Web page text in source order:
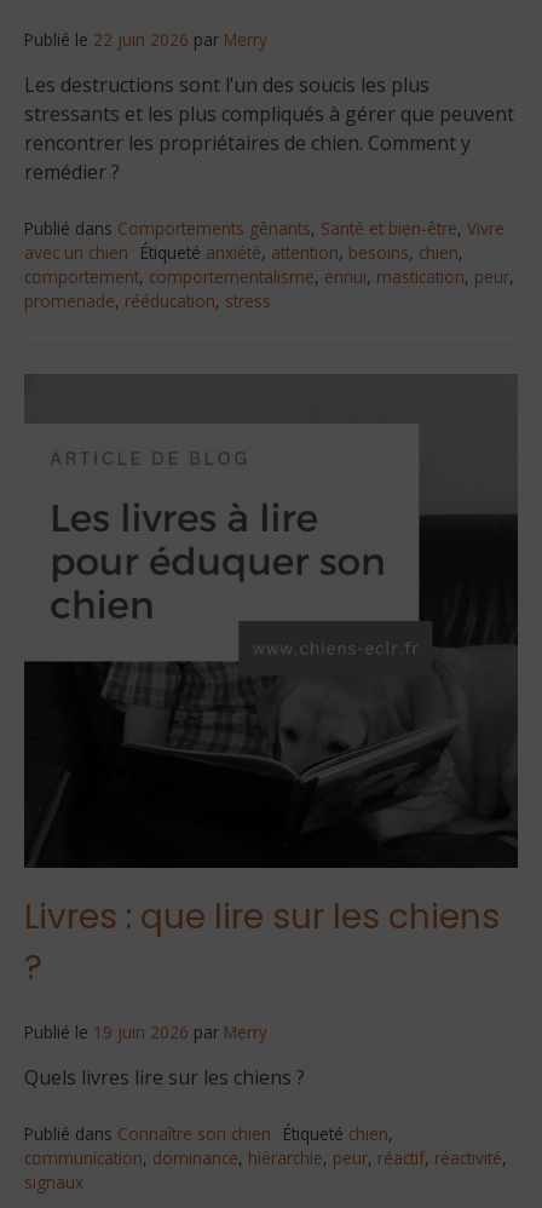
Publié le 22 juin 2026 par Merry
Les destructions sont l’un des soucis les plus
stressants et les plus compliqués à gérer que peuvent
rencontrer les propriétaires de chien. Comment y
remédier ?
Publié dans Comportements gênants, Santé et bien-être, Vivre
avec un chien
Étiqueté anxiété, attention, besoins, chien,
comportement, comportementalisme, ennui, mastication, peur,
promenade, rééducation, stress
Livres : que lire sur les chiens
?
Publié le 19 juin 2026 par Merry
Quels livres lire sur les chiens ?
Publié dans Connaître son chien Étiqueté chien,
communication, dominance, hiérarchie, peur, réactif, réactivité,
signaux